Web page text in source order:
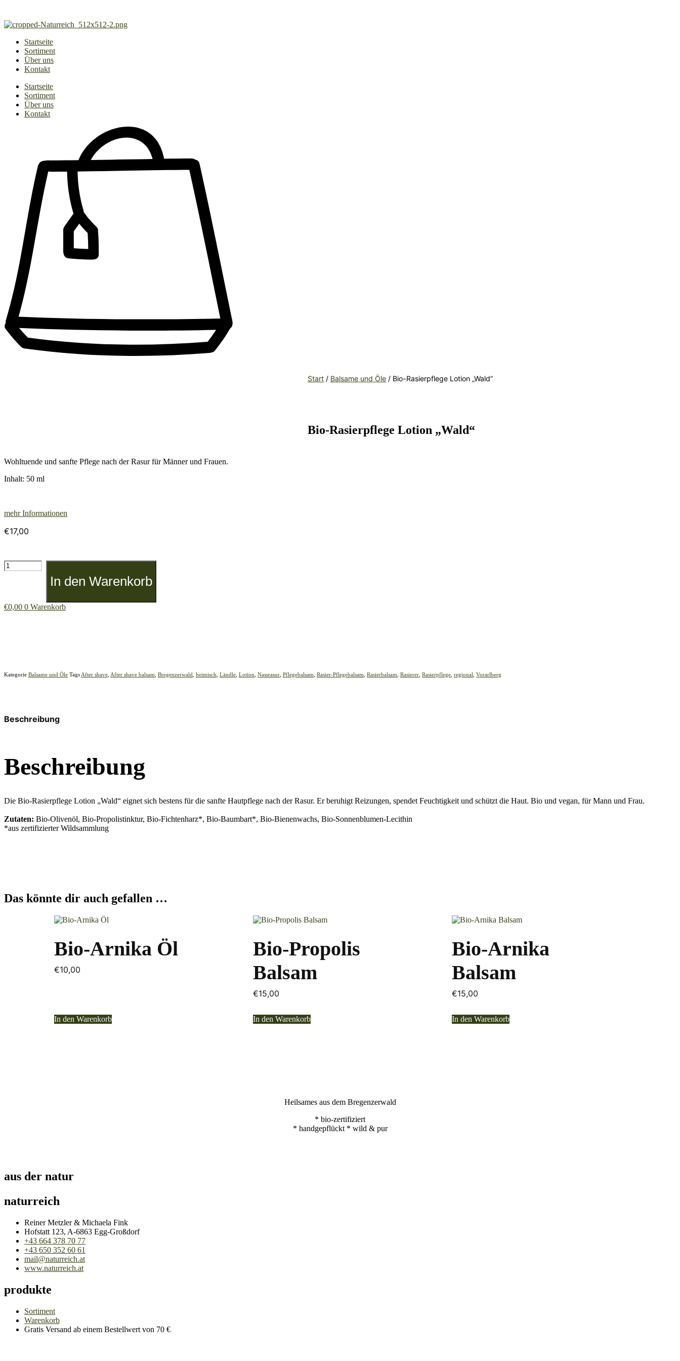
springen
Startseite
Sortiment
Über uns
Kontakt
Startseite
Sortiment
Über uns
Kontakt
Start / Balsame und Öle / Bio-Rasierpflege Lotion „Wald“
Bio-Rasierpflege Lotion „Wald“
Wohltuende und sanfte Pflege nach der Rasur für Männer und Frauen.
Inhalt: 50 ml
mehr Informationen
€17,00
Bio-
Rasierpflege
In den Warenkorb
€0,00 0 Warenkorb
Kategorie Balsame und Öle Tags After shave After shave balsam Bregenzerwald heimisch Ländle Lotion Nassrasur Pflegebalsam Rasier-Pflegebalsam Rasierbalsam Rasierer Rasierpflege regional Vorarlberg
Beschreibung
Beschreibung
Die Bio-Rasierpflege Lotion „Wald“ eignet sich bestens für die sanfte Hautpflege nach der Rasur. Er beruhigt Reizungen, spendet Feuchtigkeit und schützt die Haut. Bio und vegan, für Mann und Frau.
Zutaten: Bio-Olivenöl, Bio-Propolistinktur, Bio-Fichtenharz*, Bio-Baumbart*, Bio-Bienenwachs, Bio-Sonnenblumen-Lecithin
*aus zertifizierter Wildsammlung
Das könnte dir auch gefallen …
Bio-Arnika Öl
€10,00
In den Warenkorb
Bio-Propolis
Balsam
€15,00
In den Warenkorb
Bio-Arnika
Balsam
€15,00
In den Warenkorb
Heilsames aus dem Bregenzerwald
* bio-zertifiziert
* handgepflückt * wild & pur
aus der natur
naturreich
Reiner Metzler & Michaela Fink
Hofstatt 123, A-6863 Egg-Großdorf
+43 664 378 70 77
+43 650 352 60 61
mail@naturreich.at
www.naturreich.at
produkte
Sortiment
Warenkorb
Gratis Versand ab einem Bestellwert von 70 €